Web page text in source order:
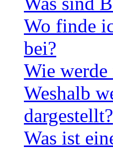
Wo finde
bei?
Wie
Weshalb
dargestellt?
Was ist